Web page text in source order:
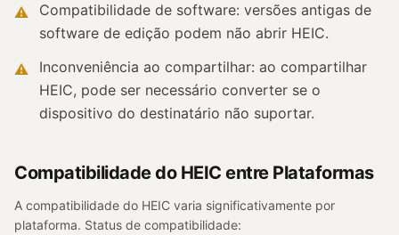
⚠
Compatibilidade de software: versões antigas de
software de edição podem não abrir HEIC.
⚠
Inconveniência ao compartilhar: ao compartilhar
HEIC, pode ser necessário converter se o
dispositivo do destinatário não suportar.
Compatibilidade do HEIC entre Plataformas
A compatibilidade do HEIC varia significativamente por
plataforma. Status de compatibilidade: